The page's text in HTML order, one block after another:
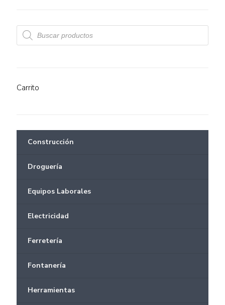
Búsqueda
de
productos
Carrito
Construcción
Droguería
Equipos Laborales
Electricidad
Ferretería
Fontanería
Herramientas